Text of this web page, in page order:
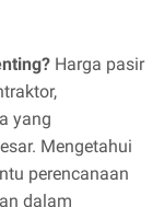
Harga pasir
yang
Mengetahui
perencanaan
dalam